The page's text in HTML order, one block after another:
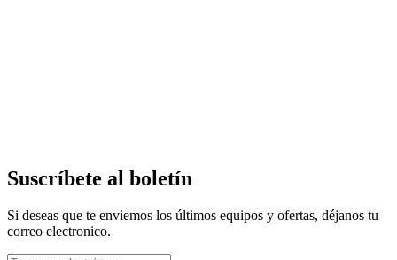
Suscríbete al boletín
Si deseas que te enviemos los últimos equipos y ofertas, déjanos tu
correo electronico.